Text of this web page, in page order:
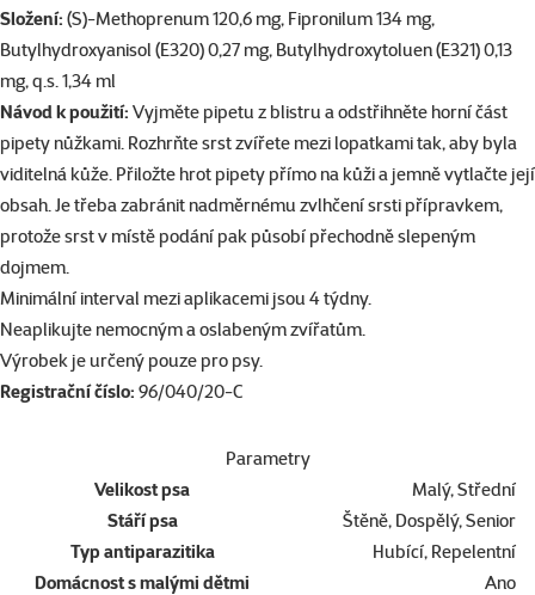
Složení: (S)-Methoprenum 120,6 mg, Fipronilum 134 mg,
Butylhydroxyanisol (E320) 0,27 mg, Butylhydroxytoluen (E321) 0,13
mg, q.s. 1,34 ml
Návod k použití: Vyjměte pipetu z blistru a odstřihněte horní část
pipety nůžkami. Rozhrňte srst zvířete mezi lopatkami tak, aby byla
viditelná kůže. Přiložte hrot pipety přímo na kůži a jemně vytlačte její
obsah. Je třeba zabránit nadměrnému zvlhčení srsti přípravkem,
protože srst v místě podání pak působí přechodně slepeným
dojmem.
Minimální interval mezi aplikacemi jsou 4 týdny.
Neaplikujte nemocným a oslabeným zvířatům.
Výrobek je určený pouze pro psy.
Registrační číslo: 96/040/20-C
Parametry
Velikost psa
Malý, Střední
Stáří psa
Štěně, Dospělý, Senior
Typ antiparazitika
Hubící, Repelentní
Domácnost s malými dětmi
Ano